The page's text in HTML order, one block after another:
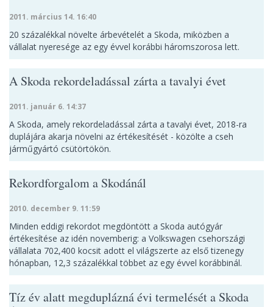
2011. március 14. 16:40
20 százalékkal növelte árbevételét a Skoda, miközben a
vállalat nyeresége az egy évvel korábbi háromszorosa lett.
A Skoda rekordeladással zárta a tavalyi évet
2011. január 6. 14:37
A Skoda, amely rekordeladással zárta a tavalyi évet, 2018-ra
duplájára akarja növelni az értékesítését - közölte a cseh
járműgyártó csütörtökön.
Rekordforgalom a Skodánál
2010. december 9. 11:59
Minden eddigi rekordot megdöntött a Skoda autógyár
értékesítése az idén novemberig: a Volkswagen csehországi
vállalata 702,400 kocsit adott el világszerte az első tizenegy
hónapban, 12,3 százalékkal többet az egy évvel korábbinál.
Tíz év alatt megduplázná évi termelését a Skoda